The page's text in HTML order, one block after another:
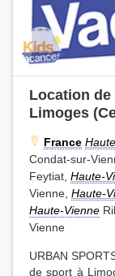
Location
Limoges
France
Condat-sur-
Feytiat, Haute-
Vienne, Haute-
Haute-Vienne
Vienne
URBAN
de sport à